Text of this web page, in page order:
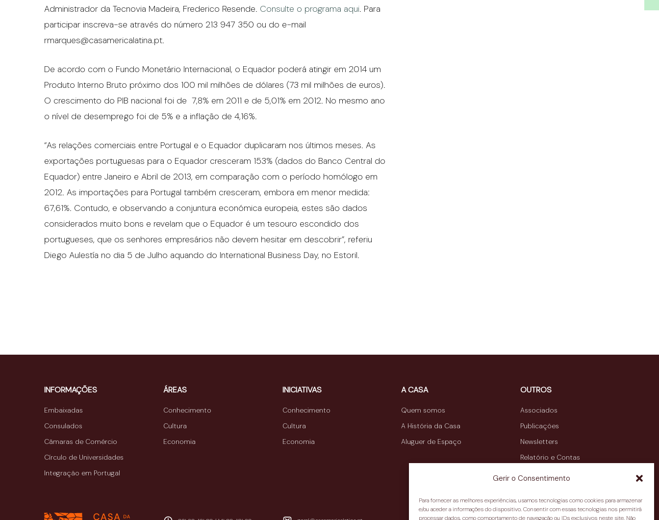
Gerir o Consentimento
Para fornecer as melhores experiências, usamos tecnologias como cookies para armazenar
e/ou aceder a informações do dispositivo. Consentir com essas tecnologias nos permitirá
processar dados, como comportamento de navegação ou IDs exclusivos neste site. Não
Administrador da Tecnovia Madeira, Frederico Resende. Consulte o programa aqui. Para
participar inscreva-se através do número 213 947 350 ou do e-mail
rmarques@casamericalatina.pt.
De acordo com o Fundo Monetário Internacional, o Equador poderá atingir em 2014 um
Produto Interno Bruto próximo dos 100 mil milhões de dólares (73 mil milhões de euros).
O crescimento do PIB nacional foi de 7,8% em 2011 e de 5,01% em 2012. No mesmo ano
o nível de desemprego foi de 5% e a inflação de 4,16%.
“As relações comerciais entre Portugal e o Equador duplicaram nos últimos meses. As
exportações portuguesas para o Equador cresceram 153% (dados do Banco Central do
Equador) entre Janeiro e Abril de 2013, em comparação com o período homólogo em
2012. As importações para Portugal também cresceram, embora em menor medida:
67,61%. Contudo, e observando a conjuntura económica europeia, estes são dados
considerados muito bons e revelam que o Equador é um tesouro escondido dos
portugueses, que os senhores empresários não devem hesitar em descobrir”, referiu
Diego Aulestía no dia 5 de Julho aquando do International Business Day, no Estoril.
INFORMAÇÕES
Embaixadas
Consulados
Câmaras de Comércio
Círculo de Universidades
Integração em Portugal
ÁREAS
Conhecimento
Cultura
Economia
INICIATIVAS
Conhecimento
Cultura
Economia
A CASA
Quem somos
A História da Casa
Aluguer de Espaço
OUTROS
Associados
Publicações
Newsletters
Relatório e Contas